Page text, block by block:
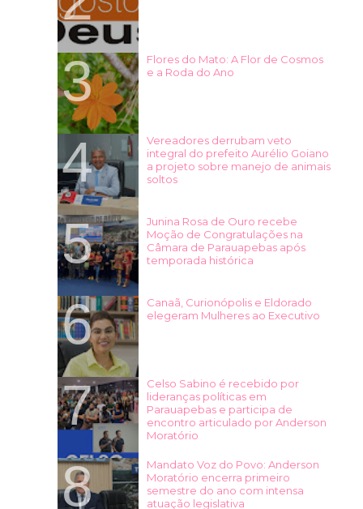
Flores do Mato: A Flor de Cosmos
e a Roda do Ano
Vereadores derrubam veto
integral do prefeito Aurélio Goiano
a projeto sobre manejo de animais
soltos
Junina Rosa de Ouro recebe
Moção de Congratulações na
Câmara de Parauapebas após
temporada histórica
Canaã, Curionópolis e Eldorado
elegeram Mulheres ao Executivo
Celso Sabino é recebido por
lideranças políticas em
Parauapebas e participa de
encontro articulado por Anderson
Moratório
Mandato Voz do Povo: Anderson
Moratório encerra primeiro
semestre do ano com intensa
atuação legislativa